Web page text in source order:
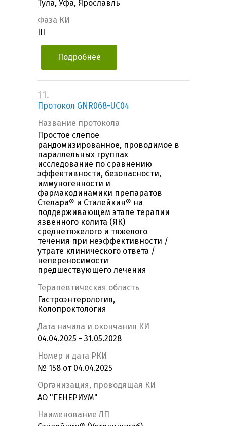
Тула, Уфа, Ярославль
Фаза КИ
Подробнее
11.
Протокол GNR068-UC04
Название протокола
Простое слепое
рандомизированное, проводимое в
параллельных группах
исследование по сравнению
эффективности, безопасности,
иммуногенности и
фармакодинамики препаратов
Стелара® и Стилейкин® на
поддерживающем этапе терапии
язвенного колита (ЯК)
среднетяжелого и тяжелого
течения при неэффективности /
утрате клинического ответа /
непереносимости
предшествующего лечения
Терапевтическая область
Гастроэнтерология,
Колопроктология
Дата начала и окончания КИ
04.04.2025 - 31.05.2028
Номер и дата РКИ
№ 158 от 04.04.2025
Организация, проводящая КИ
АО "ГЕНЕРИУМ"
Наименование ЛП